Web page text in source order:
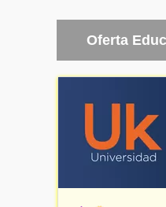
Área de
Oferta